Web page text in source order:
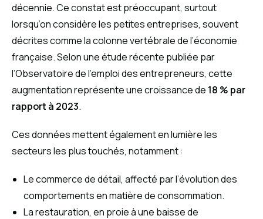
décennie. Ce constat est préoccupant, surtout
lorsqu’on considère les petites entreprises, souvent
décrites comme la colonne vertébrale de l’économie
française. Selon une étude récente publiée par
l’Observatoire de l’emploi des entrepreneurs, cette
augmentation représente une croissance de 18 % par
rapport à 2023.
Ces données mettent également en lumière les
secteurs les plus touchés, notamment :
Le commerce de détail, affecté par l’évolution des
comportements en matière de consommation.
La restauration, en proie à une baisse de